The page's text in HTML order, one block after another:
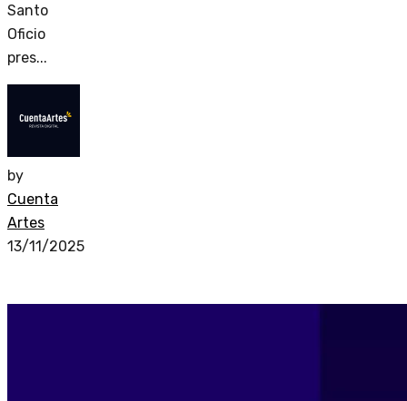
Santo
Oficio
pres...
by
Cuenta
Artes
13/11/2025